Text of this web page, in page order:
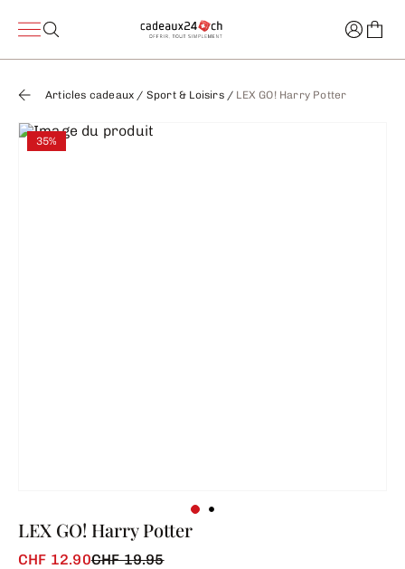
Articles cadeaux / Sport & Loisirs/ LEX GO! Harry Potter
35%
LEX GO! Harry Potter
CHF 12.90CHF 19.95